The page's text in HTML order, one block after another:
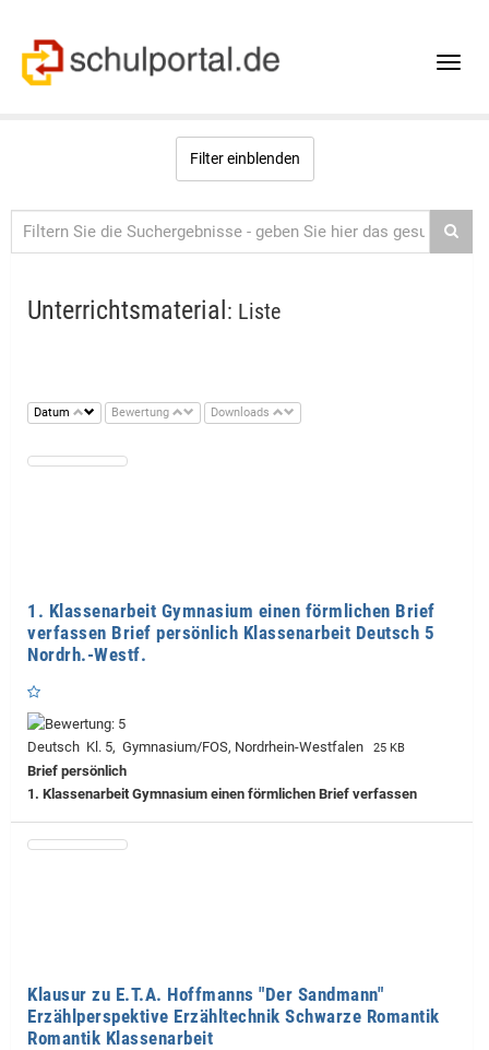
Toggle
Filter einblenden
Unterrichtsmaterial : Liste
Datum Bewertung Downloads
1. Klassenarbeit Gymnasium einen förmlichen Brief
verfassen Brief persönlich Klassenarbeit Deutsch 5
Nordrh.-Westf.
Deutsch Kl. 5, Gymnasium/FOS, Nordrhein-Westfalen 25 KB
Brief persönlich
1. Klassenarbeit Gymnasium einen förmlichen Brief verfassen
Klausur zu E.T.A. Hoffmanns "Der Sandmann"
Erzählperspektive Erzähltechnik Schwarze Romantik
Romantik Klassenarbeit